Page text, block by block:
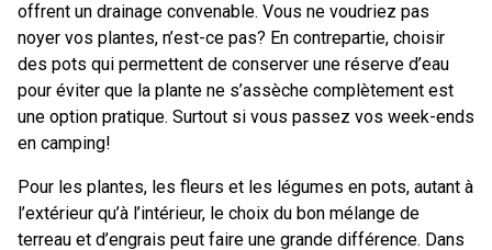
offrent un drainage convenable. Vous ne voudriez pas
noyer vos plantes, n’est-ce pas? En contrepartie, choisir
des pots qui permettent de conserver une réserve d’eau
pour éviter que la plante ne s’assèche complètement est
une option pratique. Surtout si vous passez vos week-ends
en camping!
Pour les plantes, les fleurs et les légumes en pots, autant à
l’extérieur qu’à l’intérieur, le choix du bon mélange de
terreau et d’engrais peut faire une grande différence. Dans